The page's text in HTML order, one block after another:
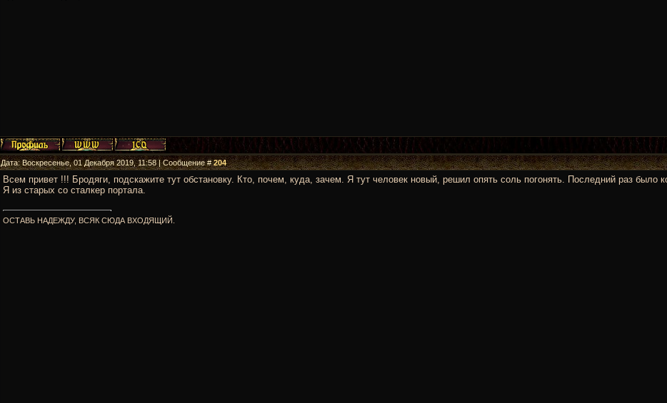
Дата: Воскресенье, 01 Декабря 2019, 11:58 | Сообщение #204
Всем привет !!! Бродяги, подскажите тут обстановку. Кто, почем, куда, зачем. Я тут человек новый, решил опять соль погонять. Последний раз
Я из старых со сталкер портала.
ОСТАВЬ НАДЕЖДУ, ВСЯК СЮДА ВХОДЯЩИЙ.